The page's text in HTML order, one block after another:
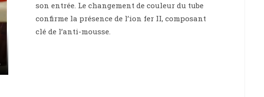
son entrée. Le changement de couleur du tube
confirme la présence de l’ion fer II, composant
clé de l’anti-mousse.